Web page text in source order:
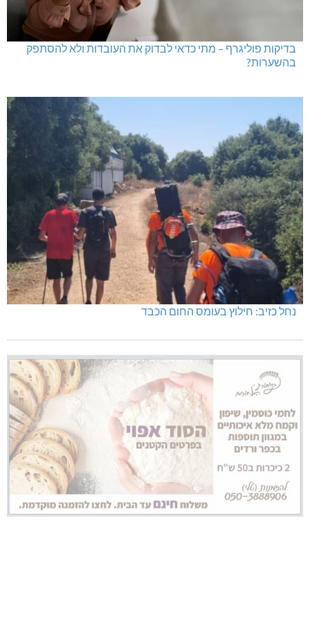
בדיקות פוליגרף – מתי כדאי לבדוק את העובדות ולא להסתפק
בהשערות?
נחל כזיב: חילוץ בעומס החום הכבד